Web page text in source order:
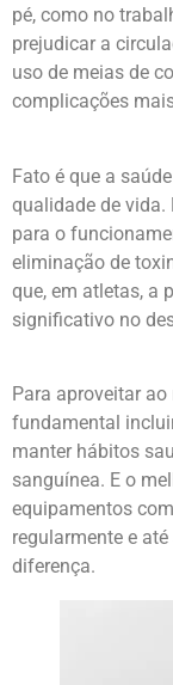
pé, como no
prejudicar a
uso de meias de
complicações
Fato é que a
qualidade de
para o
eliminação de
que, em atletas, a
significativo no
Para aproveitar
fundamental
manter hábitos
sanguínea. E o
equipamentos
regularmente e
diferença.